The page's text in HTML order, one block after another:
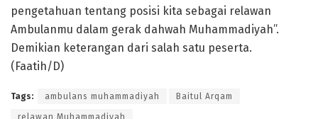
pengetahuan tentang posisi kita sebagai relawan
Ambulanmu dalam gerak dahwah Muhammadiyah”.
Demikian keterangan dari salah satu peserta.
(Faatih/D)
Tags: ambulans muhammadiyah Baitul Arqam
relawan Muhammadiyah